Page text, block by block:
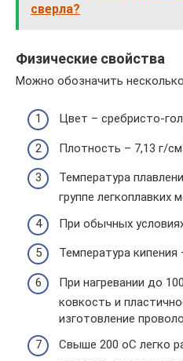
сверла?
Физические свойства
Можно обозначить несколько
Цвет – сребристо-
Плотность – 7,13 г/
Температура
группе легкоплавких
При обычных
Температура кипения
При нагревании до
ковкость и
изготовление
Свыше 200 оС легко